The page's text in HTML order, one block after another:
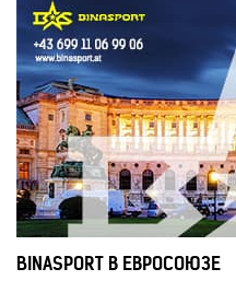
BINASPORT В ЕВРОСОЮЗЕ